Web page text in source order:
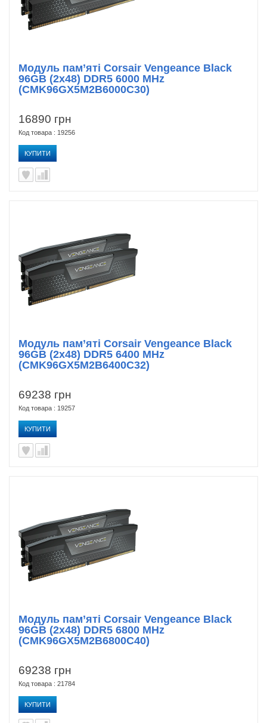
16890 грн
Код товара : 19256
КУПИТИ
Модуль пам’яті Corsair Vengeance Black
96GB (2x48) DDR5 6000 MHz
(CMK96GX5M2B6000C30)
69238 грн
Код товара : 19257
КУПИТИ
Модуль пам’яті Corsair Vengeance Black
96GB (2x48) DDR5 6400 MHz
(CMK96GX5M2B6400C32)
69238 грн
Код товара : 21784
КУПИТИ
Модуль пам’яті Corsair Vengeance Black
96GB (2x48) DDR5 6800 MHz
(CMK96GX5M2B6800C40)